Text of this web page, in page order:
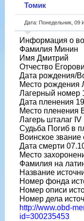
Томик
Дата: Понедельник, 09
Информация о
Фамилия Минин
Имя Дмитрий
Отчество
Дата рождения/
Место рождения
Лагерный номер
Дата пленения
Место пленения
Лагерь шталаг IV
Судьба Погиб в
Воинское
Дата смерти
Место
Фамилия на
Название
Номер фонда
Номер описи
Номер дела
http://www.obd-
id=300235453